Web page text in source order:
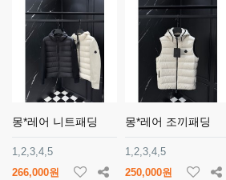
몽*레어 니트패딩
1,2,3,4,5
266,000원
몽*레어 조끼패딩
1,2,3,4,5
250,000원